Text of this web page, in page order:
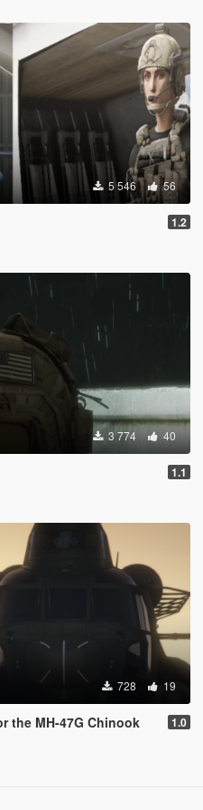
5 546 56
1.2
3 774 40
1.1
728 19
the MH-47G Chinook 1.0